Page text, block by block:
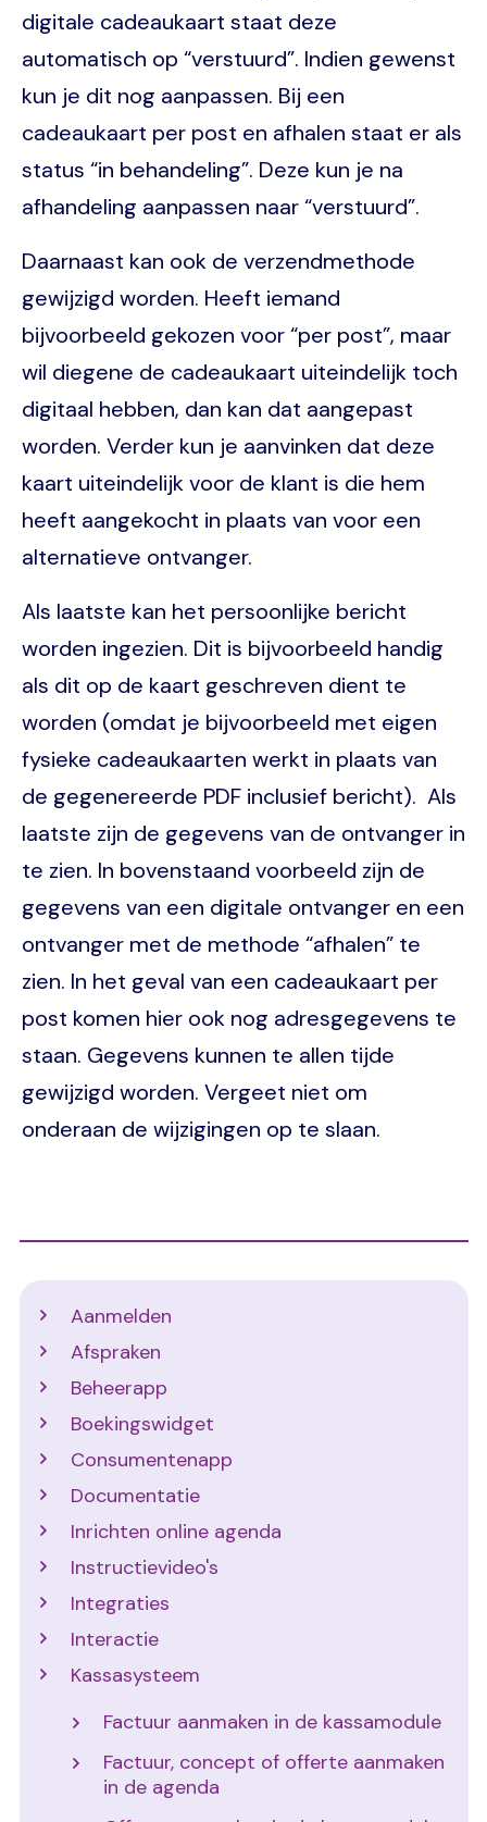
digitale cadeaukaart staat deze
automatisch op “verstuurd”. Indien gewenst
kun je dit nog aanpassen. Bij een
cadeaukaart per post en afhalen staat er als
status “in behandeling”. Deze kun je na
afhandeling aanpassen naar “verstuurd”.
Daarnaast kan ook de verzendmethode
gewijzigd worden. Heeft iemand
bijvoorbeeld gekozen voor “per post”, maar
wil diegene de cadeaukaart uiteindelijk toch
digitaal hebben, dan kan dat aangepast
worden. Verder kun je aanvinken dat deze
kaart uiteindelijk voor de klant is die hem
heeft aangekocht in plaats van voor een
alternatieve ontvanger.
Als laatste kan het persoonlijke bericht
worden ingezien. Dit is bijvoorbeeld handig
als dit op de kaart geschreven dient te
worden (omdat je bijvoorbeeld met eigen
fysieke cadeaukaarten werkt in plaats van
de gegenereerde PDF inclusief bericht). Als
laatste zijn de gegevens van de ontvanger in
te zien. In bovenstaand voorbeeld zijn de
gegevens van een digitale ontvanger en een
ontvanger met de methode “afhalen” te
zien. In het geval van een cadeaukaart per
post komen hier ook nog adresgegevens te
staan. Gegevens kunnen te allen tijde
gewijzigd worden. Vergeet niet om
onderaan de wijzigingen op te slaan.
Aanmelden
Afspraken
Beheerapp
Boekingswidget
Consumentenapp
Documentatie
Inrichten online agenda
Instructievideo's
Integraties
Interactie
Kassasysteem
Factuur aanmaken in de kassamodule
Factuur, concept of offerte aanmaken
in de agenda